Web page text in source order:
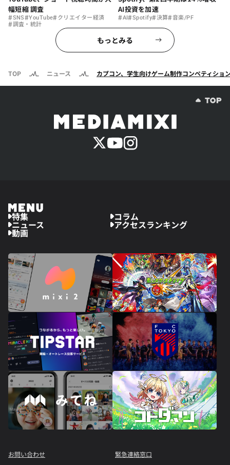
幅短縮 調査
#SNS#YouTube#クリエイター経済
#調査・統計
AI投資を加速
#AI#Spotify#決算#音楽/PF
もっとみる
TOP ニュース カプコン、学生向けゲーム制作コンペティショ
特集 コラム
ニュース アクセスランキング
動画
お問い合わせ
緊急連絡窓口